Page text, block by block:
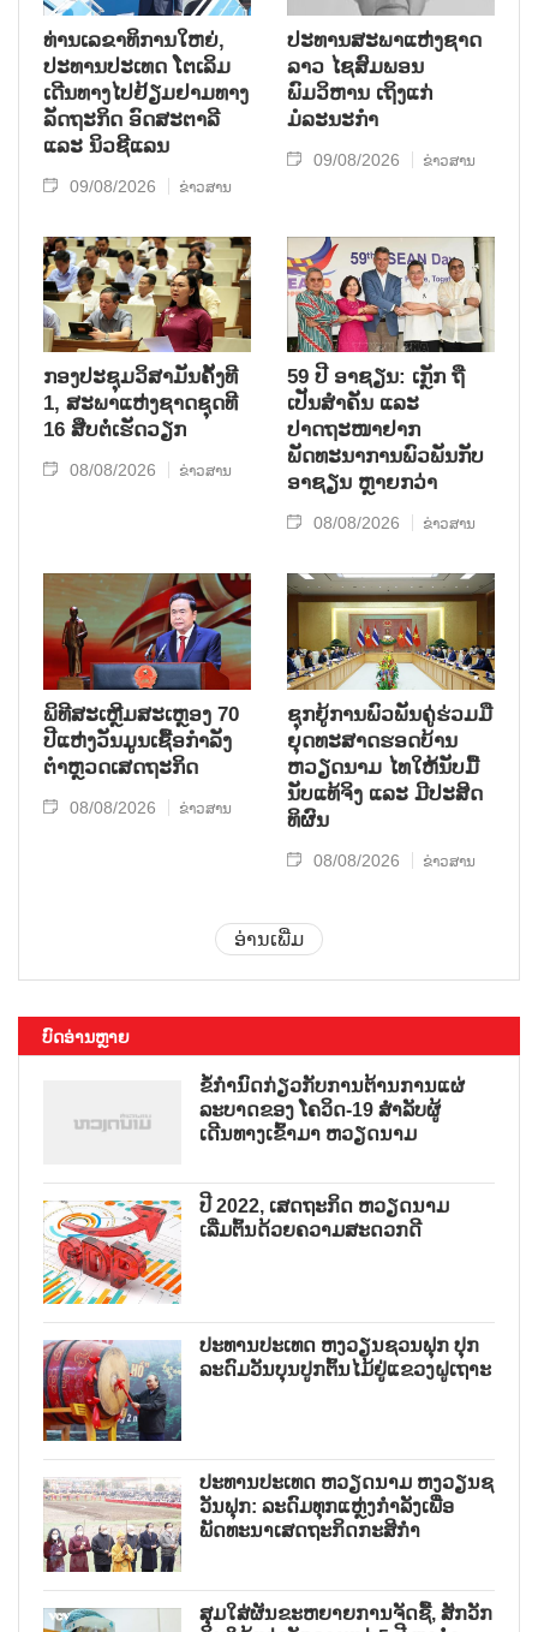
ທ່ານເລຂາທິການໃຫຍ່,
ປະທານປະເທດ ໂຕເລິມ
ເດີນທາງໄປຢ້ຽມຢາມທາງ
ລັດຖະກິດ ອົດສະຕາລີ
ແລະ ນິວຊີແລນ
09/08/2026 ຂ່າວສານ
ປະທານສະພາແຫ່ງຊາດ
ລາວ ໄຊສົມພອນ
ພົມວິຫານ ເຖິງແກ່
ມໍລະນະກຳ
09/08/2026 ຂ່າວສານ
ກອງປະຊຸມວິສາມັນຄັ້ງທີ
1, ສະພາແຫ່ງຊາດຊຸດທີ
16 ສືບຕໍ່ເຮັດວຽກ
08/08/2026 ຂ່າວສານ
59 ປີ ອາຊຽນ: ເກຼັກ ຖື
ເປັນສຳຄັນ ແລະ
ປາດຖະໜາຢາກ
ພັດທະນາການພົວພັນກັບ
ອາຊຽນ ຫຼາຍກວ່າ
08/08/2026 ຂ່າວສານ
ພິທີສະເຫຼີມສະເຫຼອງ 70
ປີແຫ່ງວັນມູນເຊື້ອກຳລັງ
ຕຳຫຼວດເສດຖະກິດ
08/08/2026 ຂ່າວສານ
ຊຸກ​ຍູ້​ການ​ພົວ​ພັນ​ຄູ່​ຮ່ວມ​ມື​
ຍຸດ​ທະ​ສາດ​ຮອດ​ບ້ານ
ຫວຽດ​ນາມ ໄທ​ໃຫ້​ນັບ​ມື້​
ນັບ​ແທ້​ຈິງ ແລະ ມີ​ປະ​ສິດ​
ທິ​ຜົນ
08/08/2026 ຂ່າວສານ
ອ່ານເພີ່ມ
ບົດອ່ານຫຼາຍ
ຂໍ້ກຳນົດກ່ຽວກັບການຕ້ານການແຜ່
ລະບາດຂອງ ໂຄວິດ-19 ສຳລັບຜູ້
ເດີນທາງເຂົ້າມາ ຫວຽດນາມ
ປີ 2022, ເສດຖະກິດ ຫວຽດນາມ
ເລີ່ມຕົ້ນດ້ວຍຄວາມສະດວກດີ
ປະທານປະເທດ ຫງວຽນຊວນຟຸກ ປຸກ
ລະດົມວັນບຸນປູກຕົ້ນໄມ້ຢູ່ແຂວງຝູເຖາະ
ປະທານປະເທດ ຫວຽດນາມ ຫງວຽນຊ
ວັນຟຸກ: ລະດົມທຸກແຫຼ່ງກຳລັງເພື່ອ
ພັດທະນາເສດຖະກິດກະສິກຳ
ສຸມໃສ່ຜັນຂະຫຍາຍການຈັດຊື້, ສັກວັກ